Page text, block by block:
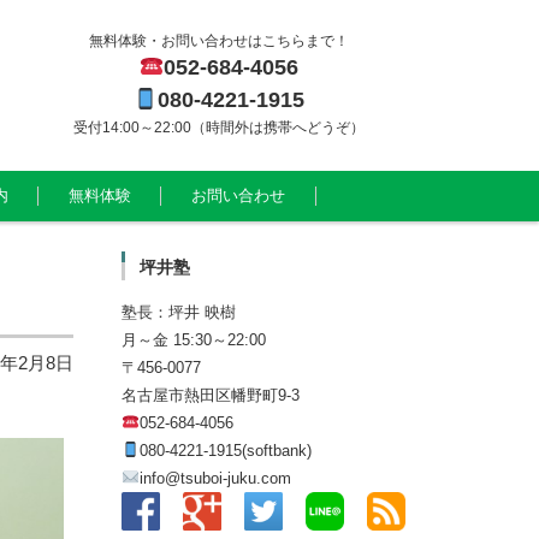
無料体験・お問い合わせはこちらまで！
052-684-4056
080-4221-1915
受付14:00～22:00（時間外は携帯へどうぞ）
無料体験 お問い合わせ
2月8日
坪井塾
塾長：坪井 映樹
月～金 15:30～22:00
〒456-0077
名古屋市熱田区幡野町9-3
052-684-4056
080-4221-1915(softbank)
info@tsuboi-juku.com